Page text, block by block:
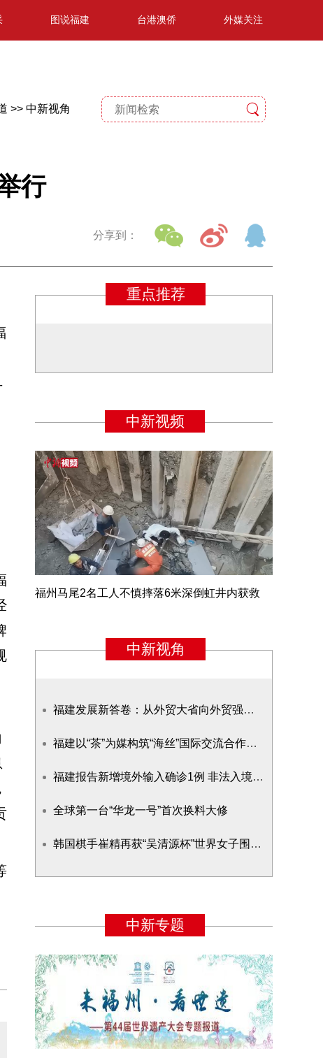
图说福建 台港澳侨 外媒关注
>> 中新视角
行
分享到：
福州马尾2名工人不慎摔落6米深倒虹井内获救
福建发展新答卷：从外贸大省向外贸强省转变
福建以“茶”为媒构筑“海丝”国际交流合作新桥梁
福建报告新增境外输入确诊1例 非法入境乘大巴由广西返闽
全球第一台“华龙一号”首次换料大修
韩国棋手崔精再获“吴清源杯”世界女子围棋赛冠军